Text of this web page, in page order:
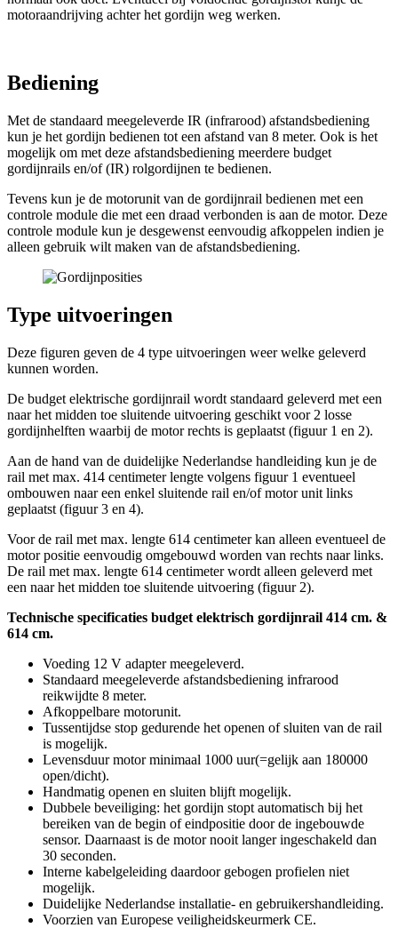
motoraandrijving achter het gordijn weg werken.
Bediening
Met de standaard meegeleverde IR (infrarood) afstandsbediening
kun je het gordijn bedienen tot een afstand van 8 meter. Ook is het
mogelijk om met deze afstandsbediening meerdere budget
gordijnrails en/of (IR) rolgordijnen te bedienen.
Tevens kun je de motorunit van de gordijnrail bedienen met een
controle module die met een draad verbonden is aan de motor. Deze
controle module kun je desgewenst eenvoudig afkoppelen indien je
alleen gebruik wilt maken van de afstandsbediening.
Type uitvoeringen
Deze figuren geven de 4 type uitvoeringen weer welke geleverd
kunnen worden.
De budget elektrische gordijnrail wordt standaard geleverd met een
naar het midden toe sluitende uitvoering geschikt voor 2 losse
gordijnhelften waarbij de motor rechts is geplaatst (figuur 1 en 2).
Aan de hand van de duidelijke Nederlandse handleiding kun je de
rail met max. 414 centimeter lengte volgens figuur 1 eventueel
ombouwen naar een enkel sluitende rail en/of motor unit links
geplaatst (figuur 3 en 4).
Voor de rail met max. lengte 614 centimeter kan alleen eventueel de
motor positie eenvoudig omgebouwd worden van rechts naar links.
De rail met max. lengte 614 centimeter wordt alleen geleverd met
een naar het midden toe sluitende uitvoering (figuur 2).
Technische specificaties budget elektrisch gordijnrail 414 cm. &
614 cm.
Voeding 12 V adapter meegeleverd.
Standaard meegeleverde afstandsbediening infrarood
reikwijdte 8 meter.
Afkoppelbare motorunit.
Tussentijdse stop gedurende het openen of sluiten van de rail
is mogelijk.
Levensduur motor minimaal 1000 uur(=gelijk aan 180000
open/dicht).
Handmatig openen en sluiten blijft mogelijk.
Dubbele beveiliging: het gordijn stopt automatisch bij het
bereiken van de begin of eindpositie door de ingebouwde
sensor. Daarnaast is de motor nooit langer ingeschakeld dan
30 seconden.
Interne kabelgeleiding daardoor gebogen profielen niet
mogelijk.
Duidelijke Nederlandse installatie- en gebruikershandleiding.
Voorzien van Europese veiligheidskeurmerk CE.